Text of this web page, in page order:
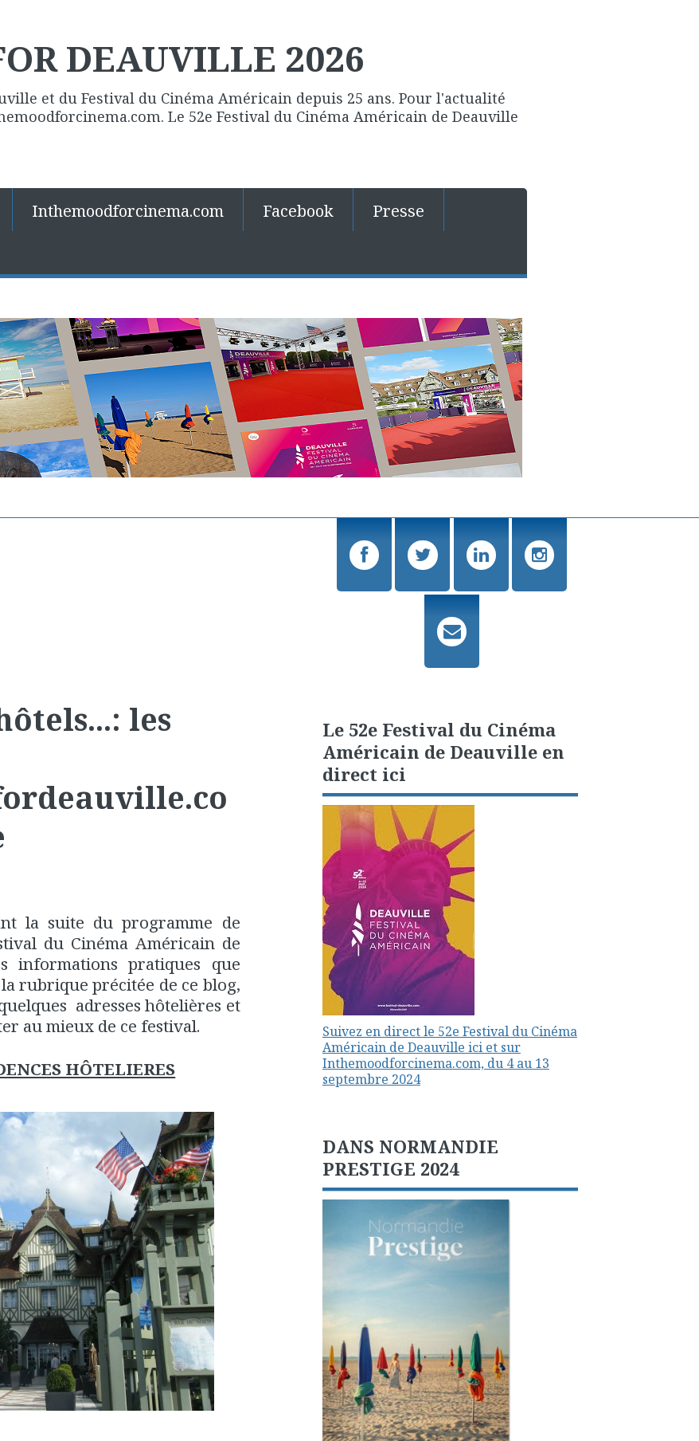
DEAUVILLE 2026
et du Festival du Cinéma Américain depuis 25 ans. Pour l'actualité
Le 52e Festival du Cinéma Américain de Deauville
Inthemoodforcinema.com Facebook
Presse
les
la suite du programme de
du Cinéma Américain de
informations pratiques que
rubrique précitée de ce blog,
adresses hôtelières et
au mieux de ce festival.
HÔTELIERES
Le 52e Festival du Cinéma
Américain de Deauville en
direct ici
Suivez en direct le 52e Festival du Cinéma
Américain de Deauville ici et sur
Inthemoodforcinema.com, du 4 au 13
septembre 2024
DANS NORMANDIE
PRESTIGE 2024